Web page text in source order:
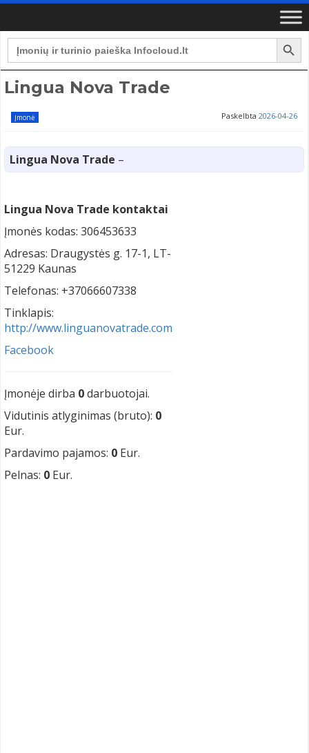
Search
for:
Search Button
Lingua Nova Trade
Įmonė Paskelbta 2026-04-26
Lingua Nova Trade –
Lingua Nova Trade kontaktai
Įmonės kodas: 306453633
Adresas: Draugystės g. 17-1, LT-
51229 Kaunas
Telefonas: +37066607338
Tinklapis:
http://www.linguanovatrade.com
Facebook
Įmonėje dirba 0darbuotojai.
Vidutinis atlyginimas (bruto): 0
Eur.
Pardavimo pajamos: 0 Eur.
Pelnas: 0 Eur.